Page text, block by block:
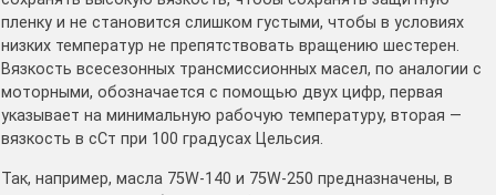
пленку и не становится слишком густыми, чтобы в условиях
низких температур не препятствовать вращению шестерен.
Вязкость всесезонных трансмиссионных масел, по аналогии с
моторными, обозначается с помощью двух цифр, первая
указывает на минимальную рабочую температуру, вторая —
вязкость в сСт при 100 градусах Цельсия.
Так, например, масла 75W-140 и 75W-250 предназначены, в